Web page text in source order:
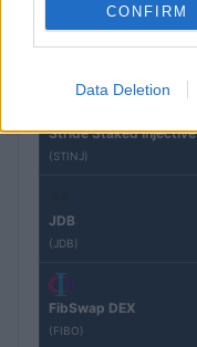
CONFIRM
Data Deletion
Epoch Island
Stride Staked Injective
(STINJ)
JDB
(JDB)
FibSwap DEX
(FIBO)